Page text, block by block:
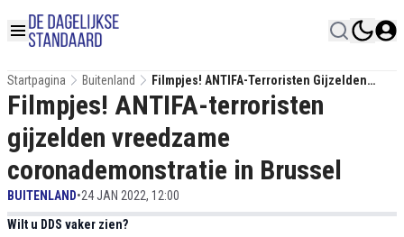
Startpagina Buitenland
Filmpjes! ANTIFA-Terroristen Gijzelden
Vreedzame Coronademonstratie In Brussel
Filmpjes! ANTIFA-terroristen
gijzelden vreedzame
coronademonstratie in Brussel
BUITENLAND•24 JAN 2022, 12:00
Wilt u DDS vaker zien?